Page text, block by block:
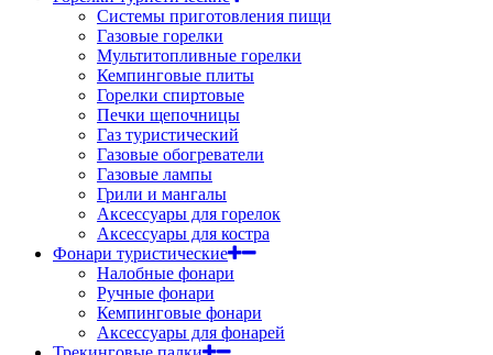
Системы приготовления пищи
Газовые горелки
Мультитопливные горелки
Кемпинговые плиты
Горелки спиртовые
Печки щепочницы
Газ туристический
Газовые обогреватели
Газовые лампы
Грили и мангалы
Аксессуары для горелок
Аксессуары для костра
Фонари туристические
Налобные фонари
Ручные фонари
Кемпинговые фонари
Аксессуары для фонарей